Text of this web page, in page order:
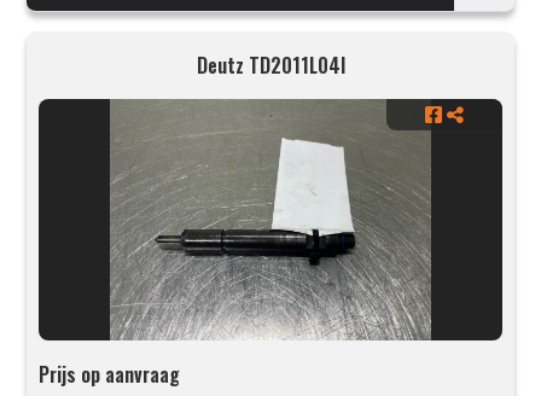
Deutz TD2011L04I
Prijs op aanvraag